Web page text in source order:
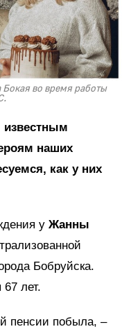
во время работы
известным
наших
как у них
у Жанны
Бобруйска.
лет.
пенсии побыла, –